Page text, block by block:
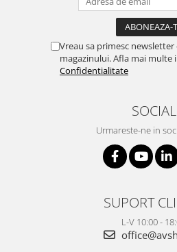
Vreau sa primesc
magazinului. Afla mai multe
Confidentialitate
SOCIAL
Urmareste-ne in
SUPORT
L-V 10:00 -